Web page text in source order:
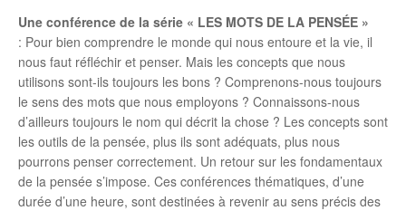
Une conférence de la série « LES MOTS DE LA PENSÉE »
: Pour bien comprendre le monde qui nous entoure et la vie, il
nous faut réfléchir et penser. Mais les concepts que nous
utilisons sont-ils toujours les bons ? Comprenons-nous toujours
le sens des mots que nous employons ? Connaissons-nous
d’ailleurs toujours le nom qui décrit la chose ? Les concepts sont
les outils de la pensée, plus ils sont adéquats, plus nous
pourrons penser correctement. Un retour sur les fondamentaux
de la pensée s’impose. Ces conférences thématiques, d’une
durée d’une heure, sont destinées à revenir au sens précis des